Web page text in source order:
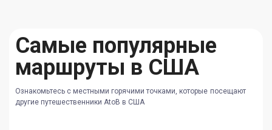
Самые популярные
маршруты в США
Ознакомьтесь с местными горячими точками, которые посещают
другие путешественники AtoB в США